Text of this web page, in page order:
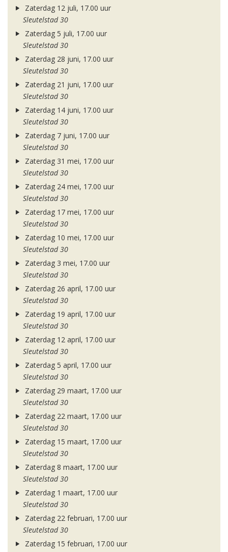
Zaterdag 12 juli, 17.00 uur
Sleutelstad 30
Zaterdag 5 juli, 17.00 uur
Sleutelstad 30
Zaterdag 28 juni, 17.00 uur
Sleutelstad 30
Zaterdag 21 juni, 17.00 uur
Sleutelstad 30
Zaterdag 14 juni, 17.00 uur
Sleutelstad 30
Zaterdag 7 juni, 17.00 uur
Sleutelstad 30
Zaterdag 31 mei, 17.00 uur
Sleutelstad 30
Zaterdag 24 mei, 17.00 uur
Sleutelstad 30
Zaterdag 17 mei, 17.00 uur
Sleutelstad 30
Zaterdag 10 mei, 17.00 uur
Sleutelstad 30
Zaterdag 3 mei, 17.00 uur
Sleutelstad 30
Zaterdag 26 april, 17.00 uur
Sleutelstad 30
Zaterdag 19 april, 17.00 uur
Sleutelstad 30
Zaterdag 12 april, 17.00 uur
Sleutelstad 30
Zaterdag 5 april, 17.00 uur
Sleutelstad 30
Zaterdag 29 maart, 17.00 uur
Sleutelstad 30
Zaterdag 22 maart, 17.00 uur
Sleutelstad 30
Zaterdag 15 maart, 17.00 uur
Sleutelstad 30
Zaterdag 8 maart, 17.00 uur
Sleutelstad 30
Zaterdag 1 maart, 17.00 uur
Sleutelstad 30
Zaterdag 22 februari, 17.00 uur
Sleutelstad 30
Zaterdag 15 februari, 17.00 uur